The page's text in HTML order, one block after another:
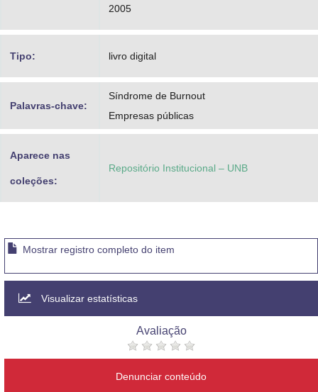
2005
Tipo: livro digital
Palavras-chave:
Síndrome de Burnout
Empresas públicas
Aparece nas
coleções:
Repositório Institucional – UNB
Mostrar registro completo do item
Visualizar estatísticas
Avaliação
Denunciar conteúdo